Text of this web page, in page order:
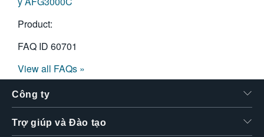
Product:
FAQ ID 60701
View all FAQs »
Công ty
Trợ giúp và Đào tạo